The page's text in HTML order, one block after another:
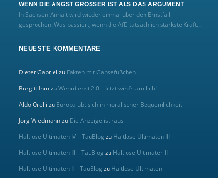
WENN DIE ANGST GRÖSSER IST ALS DAS ARGUMENT
In Sachsen-Anhalt wird wieder einmal über den Ernstfall
gesprochen: Was passiert, wenn die AfD tatsächlich stärkste Kraft...
NEUESTE KOMMENTARE
Dieter Gabriel zu Fakten mit Gänsefüßchen
Burgitt IhmzuWehrdienst 2.0 – Jetzt wird’s amtlich!
Aldo Orelli zu Europa übt sich in moralischer Bequemlichkeit
Jörg Wiedmannzu Die Anzeige ist raus
Haltlose Ultimaten IV – TauBlog zu Haltlose Ultimaten III
Haltlose Ultimaten III – TauBlog zu Haltlose Ultimaten II
Haltlose Ultimaten II – TauBlog zu Haltlose Ultimaten